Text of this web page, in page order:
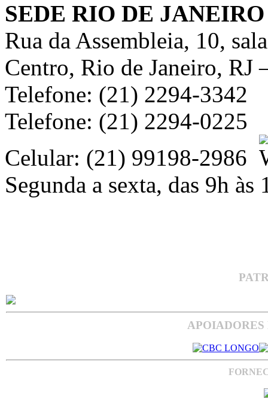
SEDE RIO DE JANEIRO
Rua da Assembleia, 10,
Centro, Rio de Janeiro, RJ
Telefone: (21) 2294-3342
Telefone: (21) 2294-0225
Celular: (21) 99198-2986
Segunda a sexta, das 9h às